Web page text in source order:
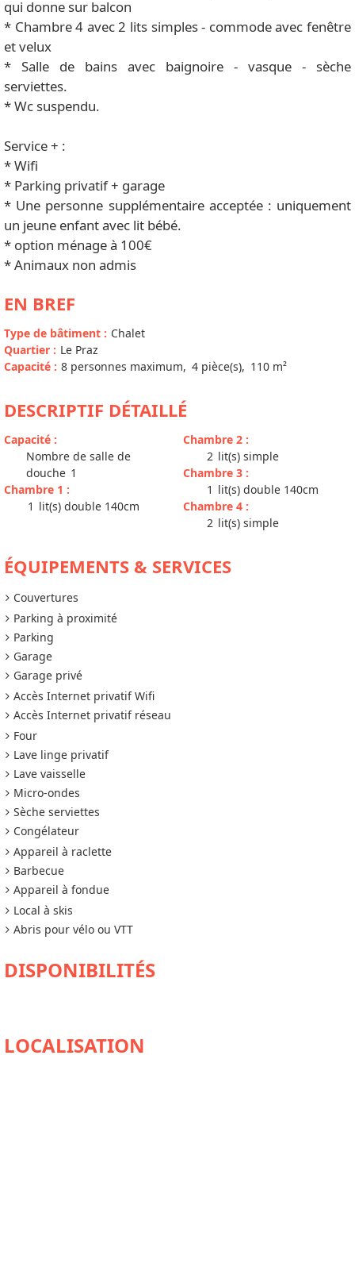
qui donne sur balcon
* Chambre 4 avec 2 lits simples - commode avec fenêtre
et velux
* Salle de bains avec baignoire - vasque - sèche
serviettes.
* Wc suspendu.
Service + :
* Wifi
* Parking privatif + garage
* Une personne supplémentaire acceptée : uniquement
un jeune enfant avec lit bébé.
* option ménage à 100€
* Animaux non admis
EN BREF
Type de bâtiment : Chalet
Quartier : Le Praz
Capacité : 8 personnes maximum 4 pièce(s) 110 m²
DESCRIPTIF DÉTAILLÉ
Capacité :
Nombre de salle de
douche 1
Chambre 1 :
1 lit(s) double 140cm
Chambre 2 :
2 lit(s) simple
Chambre 3 :
1 lit(s) double 140cm
Chambre 4 :
2 lit(s) simple
ÉQUIPEMENTS & SERVICES
Couvertures
Parking à proximité
Parking
Garage
Garage privé
Accès Internet privatif Wifi
Accès Internet privatif réseau
Four
Lave linge privatif
Lave vaisselle
Micro-ondes
Sèche serviettes
Congélateur
Appareil à raclette
Barbecue
Appareil à fondue
Local à skis
Abris pour vélo ou VTT
DISPONIBILITÉS